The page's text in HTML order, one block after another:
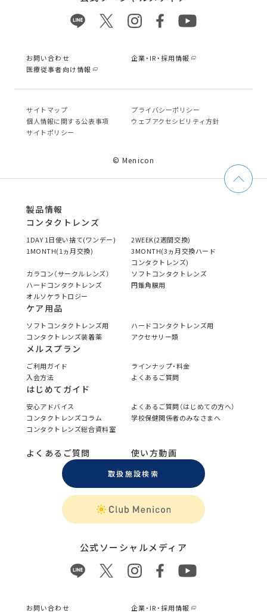
お問い合わせ
企業・IR・採用情報
医療従事者向け情報
サイトマップ
プライバシーポリシー
個⼈情報に関する公表事項
ウェブアクセシビリティ方針
サイトポリシー
© Menicon
製品情報
コンタクトレンズ
1DAY 1日使い捨て(ワンデー)
2WEEK(2週間交換)
1MONTH(1ヵ月交換)
3MONTH(3ヵ月交換ハード
コンタクトレンズ)
カラコン（サークルレンズ）
ソフトコンタクトレンズ
ハードコンタクトレンズ
円錐角膜用
オルソケラトロジー
ケア用品
ソフトコンタクトレンズ用
ハードコンタクトレンズ用
コンタクトレンズ装着薬
アクセサリー類
メルスプラン
ご利用ガイド
ラインナップ・料金
入会方法
よくあるご質問
はじめてガイド
安心アドバイス
よくあるご質問（はじめての方へ）
コンタクトレンズコラム
学校保健関係者のみなさまへ
コンタクトレンズ総合資料室
よくあるご質問 使い方動画
取扱施設検索
公式ソーシャルメディア
お問い合わせ
企業・IR・採用情報